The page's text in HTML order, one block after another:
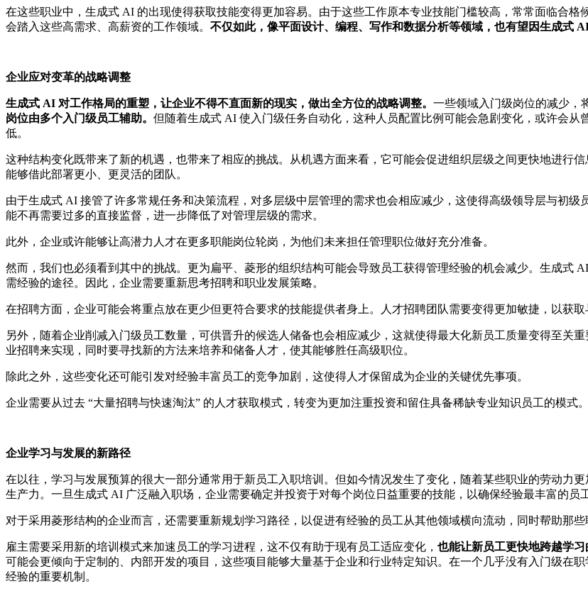
在这些职业中，生成式 AI 的出现使得获取技能变得更加容易。由于这些工作原本专业技能门槛较高，常常面临合
会踏入这些高需求、高薪资的工作领域。 不仅如此，像平面设计、编程、写作和数据分析等领域，也有望因生成式
企业应对变革的战略调整
生成式 AI 对工作格局的重塑，让企业不得不直面新的现实，做出全方位的战略调整。 一些领域入门级岗位的减少，
岗位由多个入门级员工辅助。 但随着生成式 AI 使入门级任务自动化，这种人员配置比例可能会急剧变化，或许会
低。
这种结构变化既带来了新的机遇，也带来了相应的挑战。从机遇方面来看，它可能会促进组织层级之间更快地进行
能够借此部署更小、更灵活的团队。
由于生成式 AI 接管了许多常规任务和决策流程，对多层级中层管理的需求也会相应减少，这使得高级领导层与初
能不再需要过多的直接监督，进一步降低了对管理层级的需求。
此外，企业或许能够让高潜力人才在更多职能岗位轮岗，为他们未来担任管理职位做好充分准备。
然而，我们也必须看到其中的挑战。更为扁平、菱形的组织结构可能会导致员工获得管理经验的机会减少。生成式
需经验的途径。因此，企业需要重新思考招聘和职业发展策略。
在招聘方面，企业可能会将重点放在更少但更符合要求的技能提供者身上。人才招聘团队需要变得更加敏捷，以获取
另外，随着企业削减入门级员工数量，可供晋升的候选人储备也会相应减少，这就使得最大化新员工质量变得至关
业招聘来实现，同时要寻找新的方法来培养和储备人才，使其能够胜任高级职位。
除此之外，这些变化还可能引发对经验丰富员工的竞争加剧，这使得人才保留成为企业的关键优先事项。
企业需要从过去 “大量招聘与快速淘汰” 的人才获取模式，转变为更加注重投资和留住具备稀缺专业知识员工的模式。
企业学习与发展的新路径
在以往，学习与发展预算的很大一部分通常用于新员工入职培训。但如今情况发生了变化，随着某些职业的劳动力
生产力。一旦生成式 AI 广泛融入职场，企业需要确定并投资于对每个岗位日益重要的技能，以确保经验最丰富的员
对于采用菱形结构的企业而言，还需要重新规划学习路径，以促进有经验的员工从其他领域横向流动，同时帮助那
雇主需要采用新的培训模式来加速员工的学习进程，这不仅有助于现有员工适应变化， 也能让新员工更快地跨越学习
可能会更倾向于定制的、内部开发的项目，这些项目能够大量基于企业和行业特定知识。在一个几乎没有入门级在
经验的重要机制。